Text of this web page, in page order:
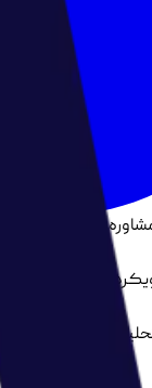
هزینه بزرگی
معصومی با
با
اغلب به اشتباه
اگرچه
وارد عمل